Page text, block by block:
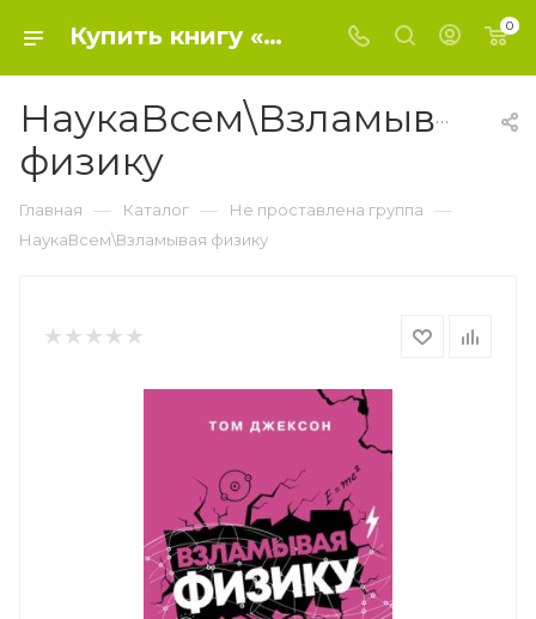
Купить книгу «НаукаВсем\Взламывая физику» 2023, Джексон Т. - Не проставлена группа 0
НаукаВсем\Взламывая
физику
Главная — Каталог — Не проставлена группа —
НаукаВсем\Взламывая физику